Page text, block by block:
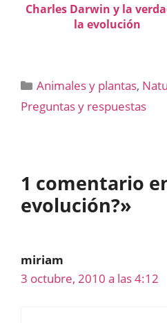
Charles Darwin y la
la evolución
Categorías
Animales y plantas,
Preguntas y respuestas
1 comentario
evolución?»
miriam
3 octubre, 2010 a las 4:12